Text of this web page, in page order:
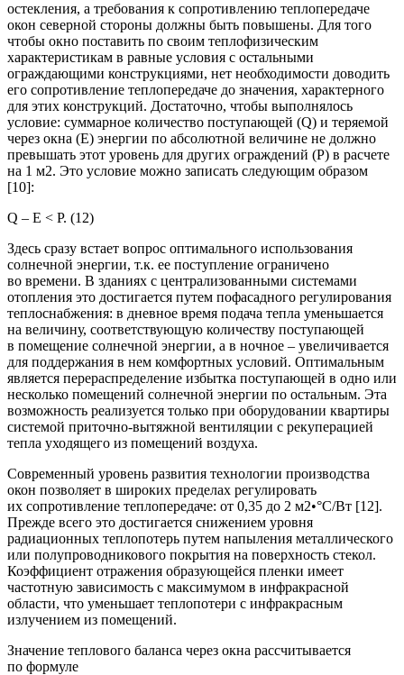
остекления, а требования к сопротивлению теплопередаче
окон северной стороны должны быть повышены. Для того
чтобы окно поставить по своим теплофизическим
характеристикам в равные условия с остальными
ограждающими конструкциями, нет необходимости доводить
его сопротивление теплопередаче до значения, характерного
для этих конструкций. Достаточно, чтобы выполнялось
условие: суммарное количество поступающей (Q) и теряемой
через окна (E) энергии по абсолютной величине не должно
превышать этот уровень для других ограждений (P) в расчете
на 1 м2. Это условие можно записать следующим образом
[10]:
Q – E < P. (12)
Здесь сразу встает вопрос оптимального использования
солнечной энергии, т.к. ее поступление ограничено
во времени. В зданиях с централизованными системами
отопления это достигается путем пофасадного регулирования
теплоснабжения: в дневное время подача тепла уменьшается
на величину, соответствующую количеству поступающей
в помещение солнечной энергии, а в ночное – увеличивается
для поддержания в нем комфортных условий. Оптимальным
является перераспределение избытка поступающей в одно или
несколько помещений солнечной энергии по остальным. Эта
возможность реализуется только при оборудовании квартиры
системой приточно-вытяжной вентиляции с рекуперацией
тепла уходящего из помещений воздуха.
Современный уровень развития технологии производства
окон позволяет в широких пределах регулировать
их сопротивление теплопередаче: от 0,35 до 2 м2•°С/Вт [12].
Прежде всего это достигается снижением уровня
радиационных теплопотерь путем напыления металлического
или полупроводникового покрытия на поверхность стекол.
Коэффициент отражения образующейся пленки имеет
частотную зависимость с максимумом в инфракрасной
области, что уменьшает теплопотери с инфракрасным
излучением из помещений.
Значение теплового баланса через окна рассчитывается
по формуле